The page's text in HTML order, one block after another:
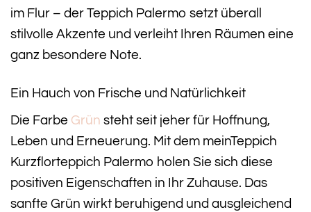
im Flur – der Teppich Palermo setzt überall
stilvolle Akzente und verleiht Ihren Räumen eine
ganz besondere Note.
Ein Hauch von Frische und Natürlichkeit
Die Farbe Grün steht seit jeher für Hoffnung,
Leben und Erneuerung. Mit dem meinTeppich
Kurzflorteppich Palermo holen Sie sich diese
positiven Eigenschaften in Ihr Zuhause. Das
sanfte Grün wirkt beruhigend und ausgleichend